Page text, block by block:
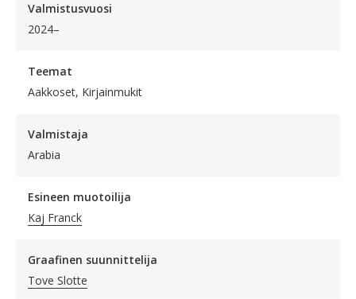
Valmistusvuosi
2024–
Teemat
Aakkoset, Kirjainmukit
Valmistaja
Arabia
Esineen muotoilija
Kaj Franck
Graafinen suunnittelija
Tove Slotte